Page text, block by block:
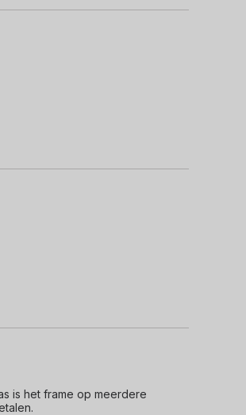
is het frame op meerdere